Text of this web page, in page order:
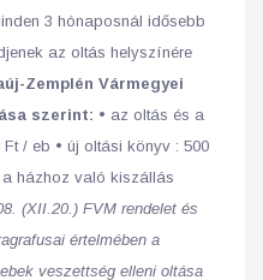
3 hónaposnál idősebb
az oltás helyszínére
Zemplén Vármegyei
szerint: • az oltás és a
/ eb • új oltási könyv : 500
a házhoz való kiszállás
(XII.20.) FVM rendelet és
értelmében a
veszettség elleni oltása